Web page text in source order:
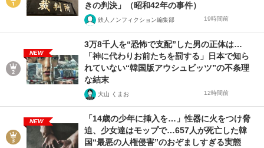
きの判決」（昭和42年の事件）
鉄人ノンフィクション編集部 19時間前
NEW
3万8千人を“恐怖で支配”した男の正体は…
「神に代わりお前たちを罰する」日本で知ら
れていない“韓国版アウシュビッツ”の不条理
な結末
大山 くまお 12時間前
NEW
「14歳の少年に挿入を…」性器に火をつけ脅
迫、少女達はモップで…657人が死亡した韓
国“最悪の人権侵害”のおぞましすぎる実態